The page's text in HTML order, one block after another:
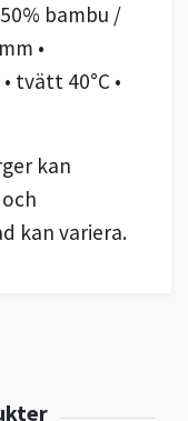
bambu /
•
tvätt 40°C •
kan
kan variera.